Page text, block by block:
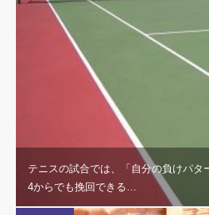
テニスの試合では、「自分の負けパタ
4からでも挽回できる…